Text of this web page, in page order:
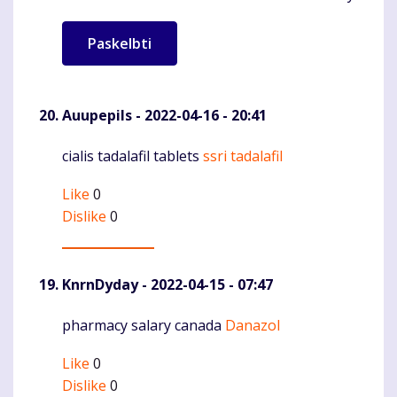
Auupepils - 2022-04-16 - 20:41
Komentaras
cialis tadalafil tablets ssri tadalafil
Like 0
Dislike 0
KnrnDyday- 2022-04-15 - 07:47
Komentaras
pharmacy salary canada Danazol
Like 0
Dislike 0